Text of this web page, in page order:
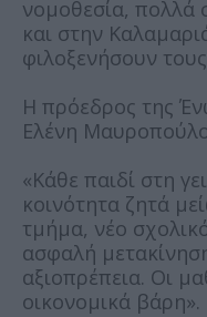
νομοθεσία, πολλά
και στην
φιλοξενήσουν
Η πρόεδρος της
Ελένη
«Κάθε παιδί στη
κοινότητα ζητά
τμήμα, νέο
ασφαλή
αξιοπρέπεια. Οι
οικονομικά βάρη».